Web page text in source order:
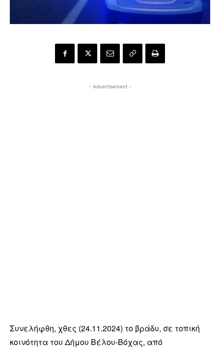
- Advertisement -
Συνελήφθη, χθες (24.11.2024) το βράδυ, σε τοπική
κοινότητα του Δήμου Βέλου-Βόχας, από